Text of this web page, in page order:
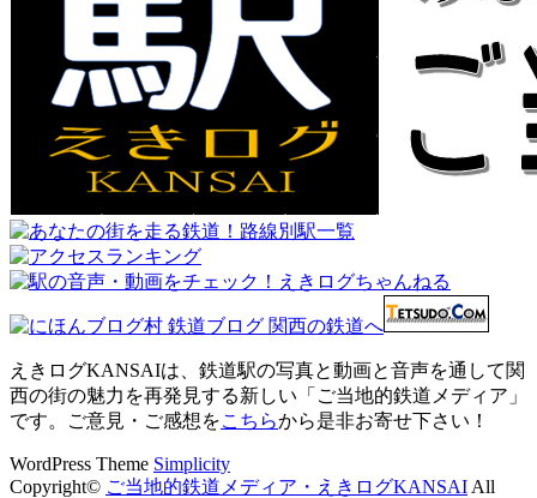
えきログKANSAIは、鉄道駅の写真と動画と音声を通して関
西の街の魅力を再発見する新しい「ご当地的鉄道メディア」
です。ご意見・ご感想をこちらから是非お寄せ下さい！
WordPress Theme Simplicity
Copyright© ご当地的鉄道メディア・えきログKANSAI All